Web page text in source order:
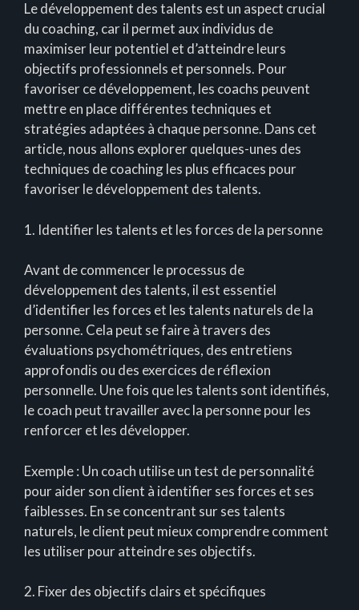
Le développement des talents est un aspect crucial
du coaching, car il permet aux individus de
maximiser leur potentiel et d’atteindre leurs
objectifs professionnels et personnels. Pour
favoriser ce développement, les coachs peuvent
mettre en place différentes techniques et
stratégies adaptées à chaque personne. Dans cet
article, nous allons explorer quelques-unes des
techniques de coaching les plus efficaces pour
favoriser le développement des talents.
1. Identifier les talents et les forces de la personne
Avant de commencer le processus de
développement des talents, il est essentiel
d’identifier les forces et les talents naturels de la
personne. Cela peut se faire à travers des
évaluations psychométriques, des entretiens
approfondis ou des exercices de réflexion
personnelle. Une fois que les talents sont identifiés,
le coach peut travailler avec la personne pour les
renforcer et les développer.
Exemple : Un coach utilise un test de personnalité
pour aider son client à identifier ses forces et ses
faiblesses. En se concentrant sur ses talents
naturels, le client peut mieux comprendre comment
les utiliser pour atteindre ses objectifs.
2. Fixer des objectifs clairs et spécifiques